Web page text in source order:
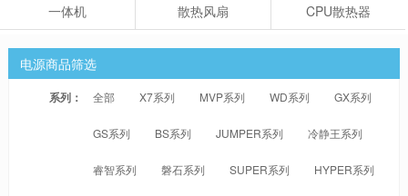
一体机 散热风扇 CPU散热器
电源商品筛选
系列： 全部 X7系列 MVP系列 WD系列 GX系列
GS系列 BS系列 JUMPER系列 冷静王系列
睿智系列 磐石系列 SUPER系列 HYPER系列